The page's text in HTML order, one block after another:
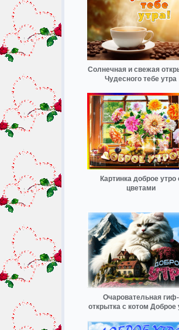
Солнечная и свежая
Чудесного тебе утра
Картинка доброе утро
цветами
Очаровательная гиф-
открытка с котом Доброе